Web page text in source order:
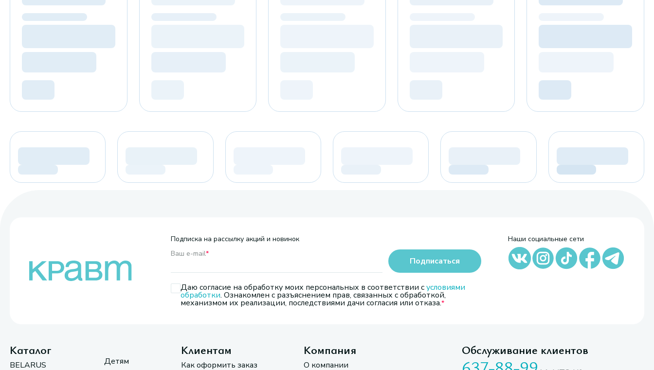
Подписка на рассылку акций и новинок
Ваш e-mail*
Даю согласие на обработку моих персональных в соответствии сусловиями
обработки. Ознакомлен с разъяснением прав, связанных с обработкой,
механизмом их реализации, последствиями дачи согласия или отказа.
Подписаться
Наши социальные сети
Каталог
BELARUS
Детям
Клиентам
Как оформить заказ
Компания
О компании
Обслуживание клиентов